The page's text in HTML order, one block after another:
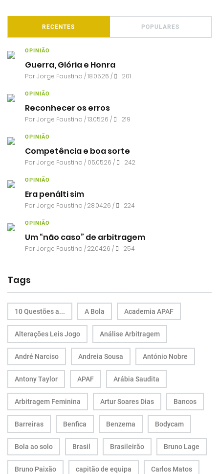
RECENTES POPULARES
OPINIÃO
Guerra, Glória e Honra
PorJorge Faustino / 18.05.26 / 201
OPINIÃO
Reconhecer os erros
PorJorge Faustino / 13.05.26 / 219
OPINIÃO
Competência e boa sorte
PorJorge Faustino / 05.05.26 / 242
OPINIÃO
Era penálti sim
PorJorge Faustino / 28.04.26 / 224
OPINIÃO
Um “não caso” de arbitragem
PorJorge Faustino / 22.04.26 / 254
Tags
10 Questões a... A Bola Academia APAF
Alterações Leis Jogo Análise Arbitragem
André Narciso Andreia Sousa António Nobre
Antony Taylor APAF Arábia Saudita
Arbitragem Feminina Artur Soares Dias Bancos
Barreiras Benfica Benzema Bodycam
Bola ao solo Brasil Brasileirão Bruno Lage
Bruno Paixão capitão de equipa Carlos Matos